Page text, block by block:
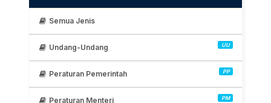
Semua Jenis
Undang-Undang UU
Peraturan Pemerintah PP
Peraturan Menteri PM